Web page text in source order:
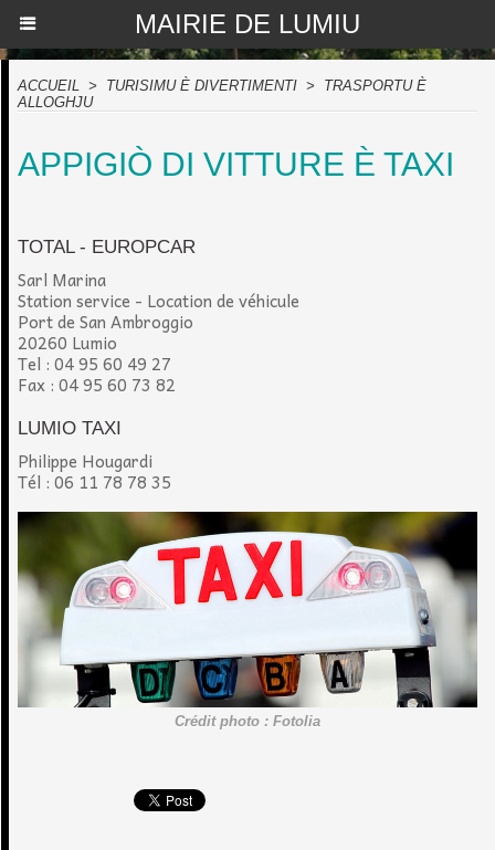
MAIRIE DE LUMIU
ACCUEIL > TURISIMU È DIVERTIMENTI > TRASPORTU È
ALLOGHJU
APPIGIÒ DI VITTURE È TAXI
TOTAL - EUROPCAR
Sarl Marina
Station service - Location de véhicule
Port de San Ambroggio
20260 Lumio
Tel : 04 95 60 49 27
Fax : 04 95 60 73 82
LUMIO TAXI
Philippe Hougardi
Tél : 06 11 78 78 35
Crédit photo : Fotolia